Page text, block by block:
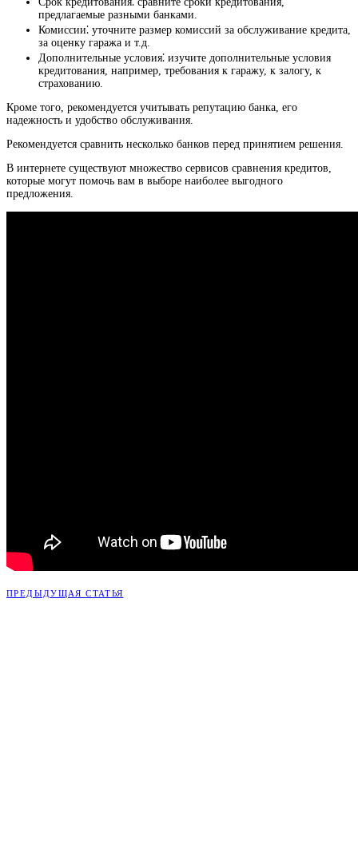
предлагаемые разными банками.
Комиссии⁚ уточните размер комиссий за обслуживание кредита,
за оценку гаража и т.д.
Дополнительные условия⁚ изучите дополнительные условия
кредитования, например, требования к гаражу, к залогу, к
страхованию.
Кроме того, рекомендуется учитывать репутацию банка, его
надежность и удобство обслуживания.
Рекомендуется сравнить несколько банков перед принятием решения.
В интернете существуют множество сервисов сравнения кредитов,
которые могут помочь вам в выборе наиболее выгодного
предложения.
ПРЕДЫДУЩАЯ СТАТЬЯ